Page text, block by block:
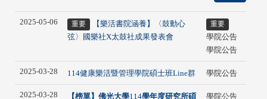
2025-05-06 重要
【樂活書院涵養】〈鼓動心
弦〉國樂社X太鼓社成果發表會
重要
學院公告
學院公告
2025-03-28 114健康樂活暨管理學院碩士班Line群 學院公告
2025-03-28 【榜單】佛光大學114學年度研究所碩
學院公告